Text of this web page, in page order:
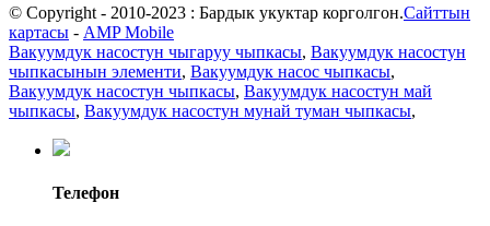
© Copyright - 2010-2023 : Бардык укуктар корголгон.Сайттын
картасы - AMP Mobile
Вакуумдук насостун чыгаруу чыпкасы, Вакуумдук насостун
чыпкасынын элементи, Вакуумдук насос чыпкасы,
Вакуумдук насостун чыпкасы, Вакуумдук насостун май
чыпкасы, Вакуумдук насостун мунай туман чыпкасы,
Телефон